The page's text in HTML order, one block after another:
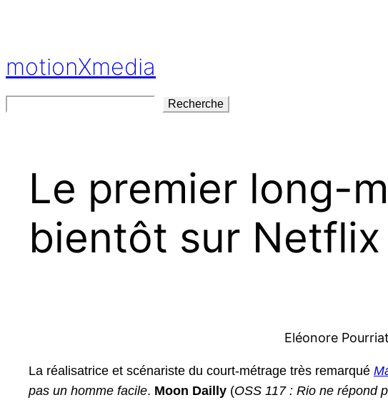
motionXmedia
Recherche
Le premier long-
bientôt sur Netflix
Eléonore
La réalisatrice et scénariste du court-métrage très remarqué
pas un homme facile. Moon Dailly (OSS 117 : Rio ne répond